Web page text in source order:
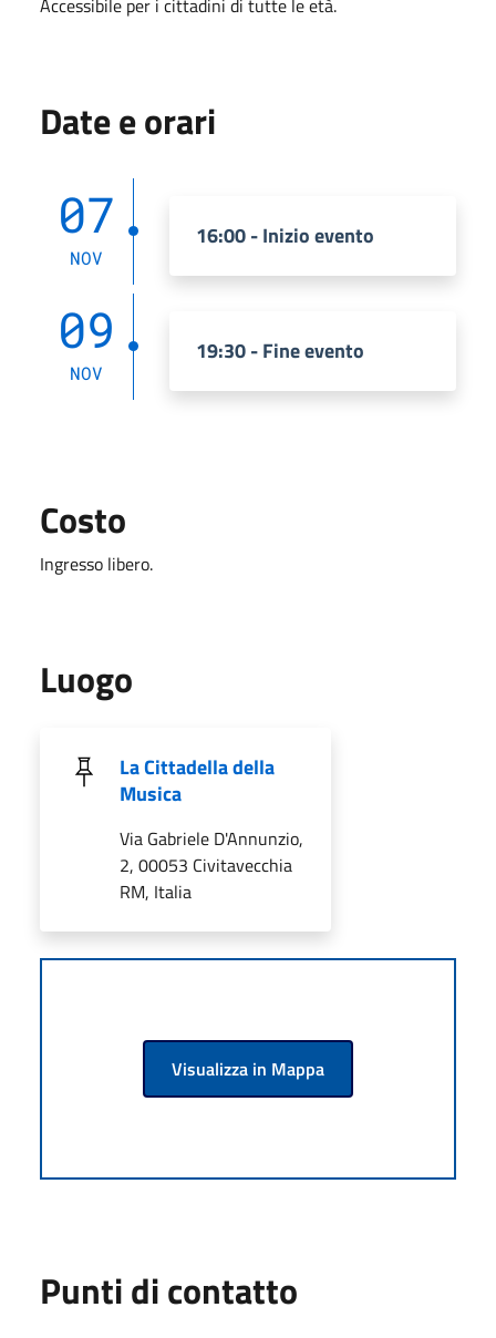
Date e orari
07
NOV
16:00 - Inizio evento
09
NOV
19:30 - Fine evento
Costo
Ingresso libero.
Luogo
La Cittadella della
Musica
Via Gabriele D'Annunzio,
2, 00053 Civitavecchia
RM, Italia
Visualizza in Mappa
Punti di contatto